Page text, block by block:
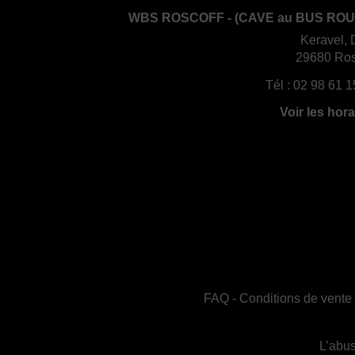
WBS ROSCOFF - (CAVE au BUS
Keravel,
29680
Tél : 02 98 61
Voir les
FAQ- Conditions de vente